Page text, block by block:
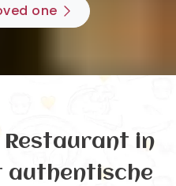
one
Restaurant in
authentische